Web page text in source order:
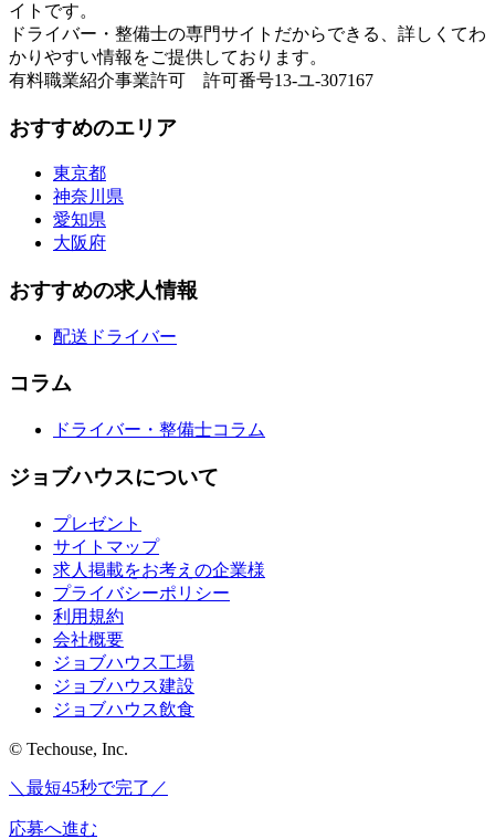
イトです。
ドライバー・整備士の専門サイトだからできる、詳しくてわ
かりやすい情報をご提供しております。
有料職業紹介事業許可 許可番号13-ユ-307167
おすすめのエリア
東京都
神奈川県
愛知県
大阪府
おすすめの求人情報
配送ドライバー
コラム
ドライバー・整備士コラム
ジョブハウスについて
プレゼント
サイトマップ
求人掲載をお考えの企業様
プライバシーポリシー
利用規約
会社概要
ジョブハウス工場
ジョブハウス建設
ジョブハウス飲食
© Techouse, Inc.
＼最短45秒で完了／
応募へ進む